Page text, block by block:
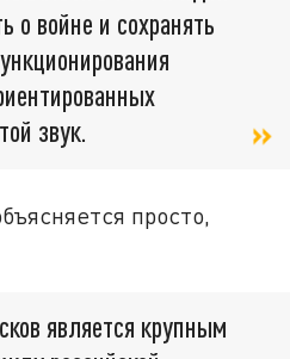
о войне и сохранять
звук.
просто,
является крупным